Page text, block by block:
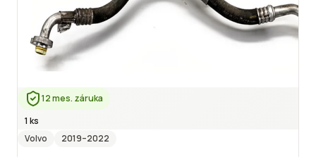
12 mes. záruka
1 ks
Volvo
2019–2022